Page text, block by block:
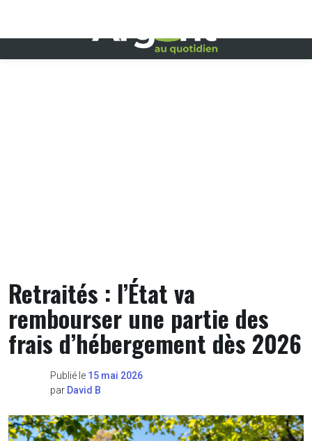
content
Retraités : l’État va
rembourser une partie des
frais d’hébergement dès 2026
Publié le 15 mai 2026
par David B